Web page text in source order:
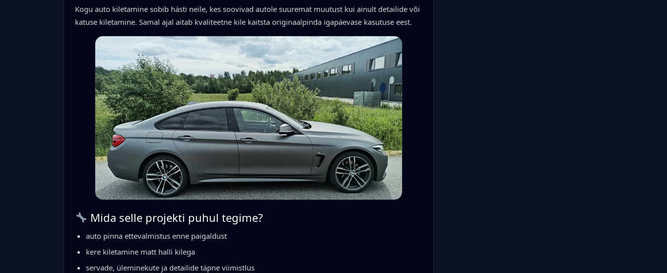
Kogu auto kiletamine sobib hästi neile, kes soovivad autole suuremat muutust kui ainult detailide või
katuse kiletamine. Samal ajal aitab kvaliteetne kile kaitsta originaalpinda igapäevase kasutuse eest.
Mida selle projekti puhul tegime?
auto pinna ettevalmistus enne paigaldust
kere kiletamine matt halli kilega
servade, üleminekute ja detailide täpne viimistlus